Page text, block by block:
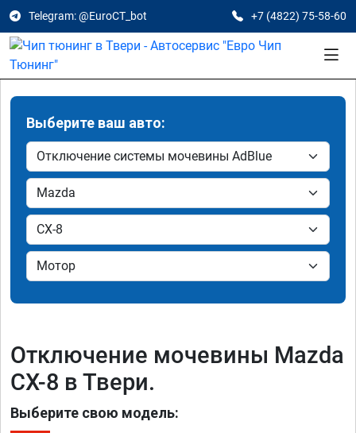
Telegram: @EuroCT_bot +7 (4822) 75-58-60
Выберите ваш авто:
Отключение мочевины Mazda
CX-8 в Твери.
Выберите свою модель: